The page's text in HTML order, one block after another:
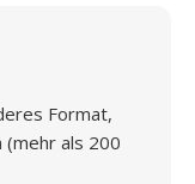
Format,
(mehr als 200